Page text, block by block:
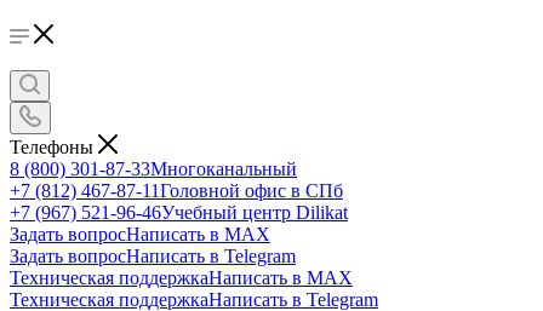
Телефоны
8 (800) 301-87-33Многоканальный
+7 (812) 467-87-11Головной офис в СПб
+7 (967) 521-96-46Учебный центр Dilikat
Задать вопросНаписать в MAX
Задать вопросНаписать в Telegram
Техническая поддержкаНаписать в MAX
Техническая поддержкаНаписать в Telegram